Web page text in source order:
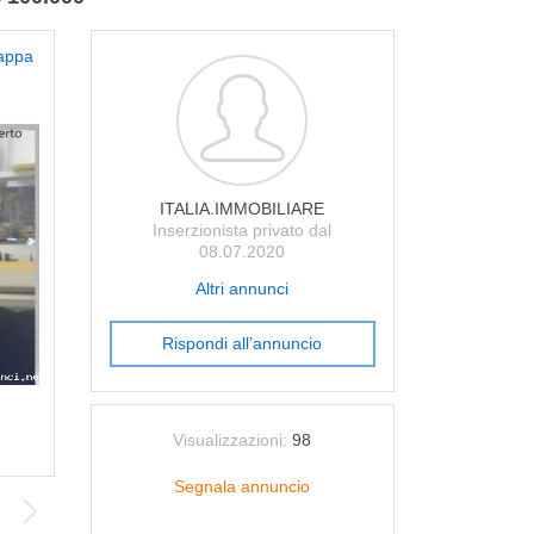
ITALIA.IMMOBILIARE
Inserzionista privato dal
08.07.2020
Altri annunci
Rispondi all’annuncio
Visualizzazioni: 98
Segnala annuncio